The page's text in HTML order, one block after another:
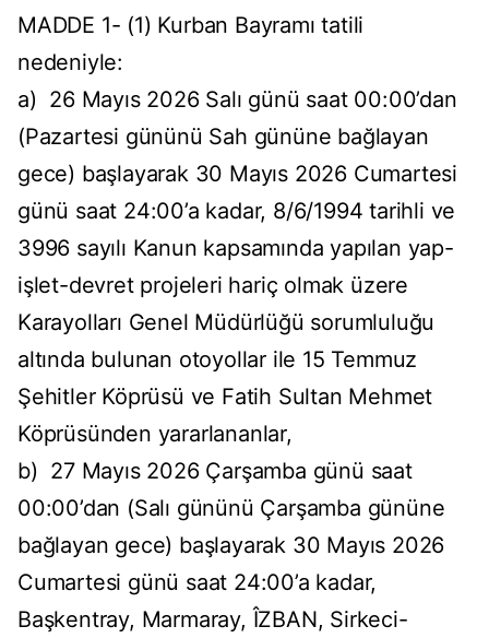
MADDE 1- (1) Kurban Bayramı tatili
nedeniyle:
a) 26 Mayıs 2026 Salı günü saat 00:00’dan
(Pazartesi gününü Sah gününe bağlayan
gece) başlayarak 30 Mayıs 2026 Cumartesi
günü saat 24:00’a kadar, 8/6/1994 tarihli ve
3996 sayılı Kanun kapsamında yapılan yap-
işlet-devret projeleri hariç olmak üzere
Karayolları Genel Müdürlüğü sorumluluğu
altında bulunan otoyollar ile 15 Temmuz
Şehitler Köprüsü ve Fatih Sultan Mehmet
Köprüsünden yararlananlar,
b) 27 Mayıs 2026 Çarşamba günü saat
00:00’dan (Salı gününü Çarşamba gününe
bağlayan gece) başlayarak 30 Mayıs 2026
Cumartesi günü saat 24:00’a kadar,
Başkentray, Marmaray, ÎZBAN, Sirkeci-